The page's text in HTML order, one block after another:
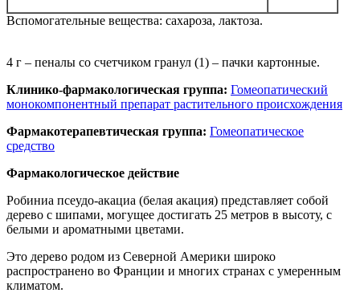
Вспомогательные вещества: сахароза, лактоза.
4 г – пеналы со счетчиком гранул (1) – пачки картонные.
Клинико-фармакологическая группа: Гомеопатический
монокомпонентный препарат растительного происхождения
Фармакотерапевтическая группа: Гомеопатическое
средство
Фармакологическое действие
Робиниа псеудо-акациа (белая акация) представляет собой
дерево с шипами, могущее достигать 25 метров в высоту, с
белыми и ароматными цветами.
Это дерево родом из Северной Америки широко
распространено во Франции и многих странах с умеренным
климатом.